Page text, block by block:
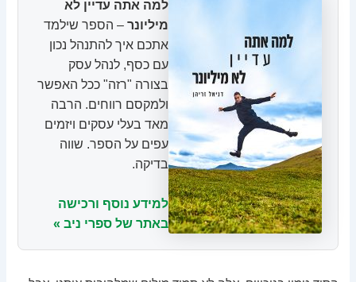
למה אתה עדיין לא
מיליונר – הספר שילמד
אתכם איך להתנהל נכון
עם כסף, לנהל עסק
בצורה "רזה" ככל האפשר
ולמקסם רווחים. הרבה
מאד בעלי עסקים ויזמים
עפים על הספר. שווה
בדיקה.
למידע נוסף ורכישה
באתר של ספרי ניב »